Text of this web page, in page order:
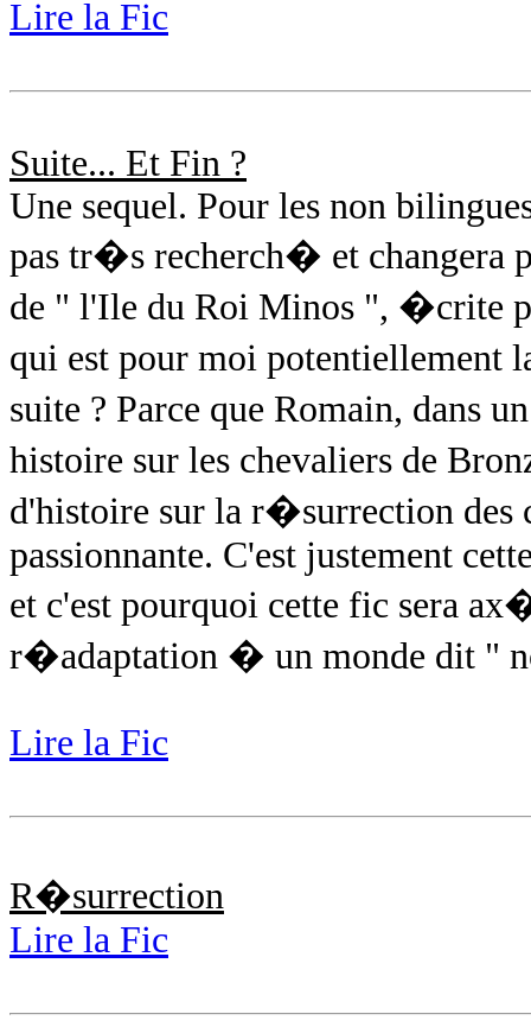
Lire la Fic
Suite... Et Fin ?
Une sequel. Pour les non
pas tr�s recherch� et changera
de " l'Ile du Roi Minos ", �crite
qui est pour moi
suite ? Parce que Romain,
histoire sur les chevaliers de
d'histoire sur la r�surrection
passionnante. C'est justement
et c'est pourquoi cette fic sera
r�adaptation � un monde dit "
Lire la Fic
R�surrection
Lire la Fic